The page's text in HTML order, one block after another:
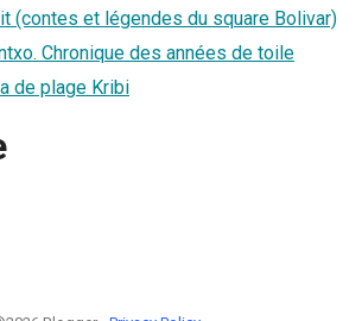
(contes et légendes du square Bolivar)
Chronique des années de toile
de plage Kribi